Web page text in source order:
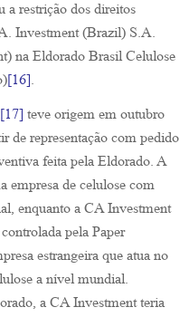
a restrição dos direitos
Investment (Brazil) S.A.
na Eldorado Brasil Celulose
[16].
[17] teve origem em outubro
de representação com pedido
feita pela Eldorado. A
empresa de celulose com
enquanto a CA Investment
pela Paper
estrangeira que atua no
a nível mundial.
a CA Investment teria